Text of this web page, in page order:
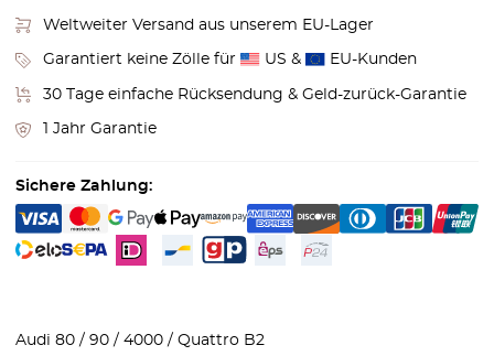
Weltweiter Versand aus unserem EU-Lager
Garantiert keine Zölle für US & EU-Kunden
30 Tage einfache Rücksendung & Geld-zurück-Garantie
1 Jahr Garantie
Sichere Zahlung:
Audi 80 / 90 / 4000 / Quattro B2